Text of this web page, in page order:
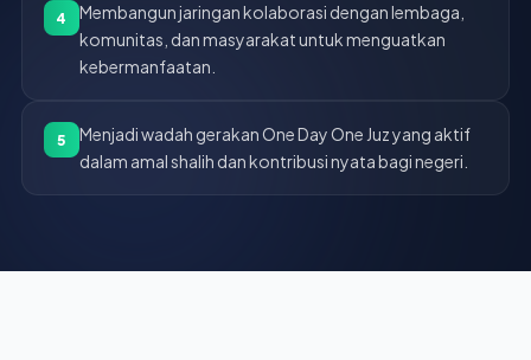
4
Membangun jaringan kolaborasi dengan lembaga,
komunitas, dan masyarakat untuk menguatkan
kebermanfaatan.
5
Menjadi wadah gerakan One Day One Juz yang aktif
dalam amal shalih dan kontribusi nyata bagi negeri.